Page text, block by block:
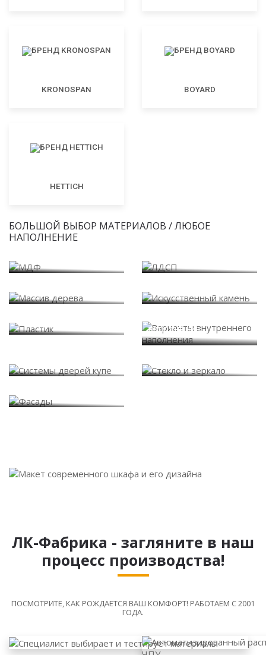
KRONOSPAN BOYARD
HETTICH
БОЛЬШОЙ ВЫБОР МАТЕРИАЛОВ / ЛЮБОЕ
НАПОЛНЕНИЕ
наполнения
ЛК-Фабрика - загляните в наш
процесс производства!
ПОСМОТРИТЕ, КАК РОЖДАЕТСЯ ВАШ КОМФОРТ! РАБОТАЕМ С 2001
ГОДА.